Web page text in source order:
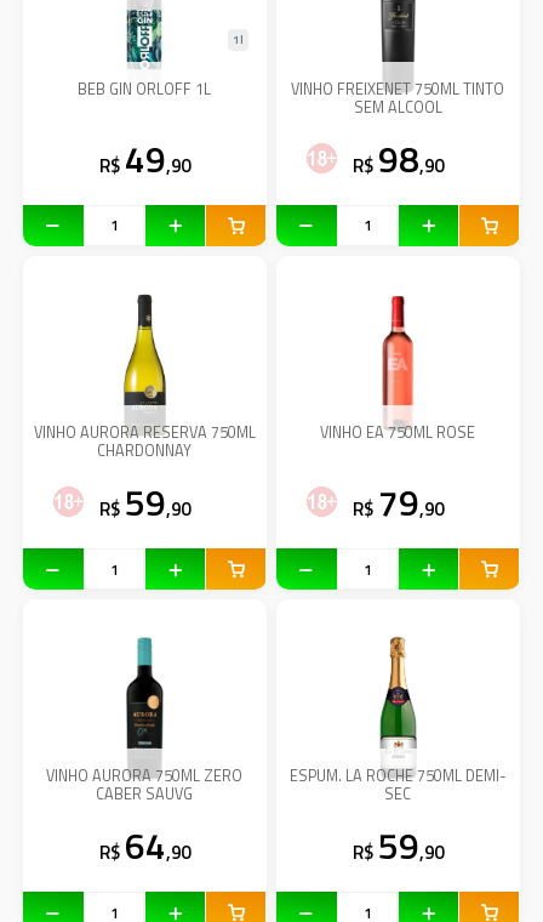
BEB GIN ORLOFF 1L
1l
R$ 49,90
VINHO FREIXENET 750ML TINTO
SEM ALCOOL
R$ 98,90
VINHO AURORA RESERVA 750ML
CHARDONNAY
R$ 59,90
VINHO EA 750ML ROSE
R$ 79,90
VINHO AURORA 750ML ZERO
CABER SAUVG
R$ 64,90
ESPUM. LA ROCHE 750ML DEMI-
SEC
R$ 59,90